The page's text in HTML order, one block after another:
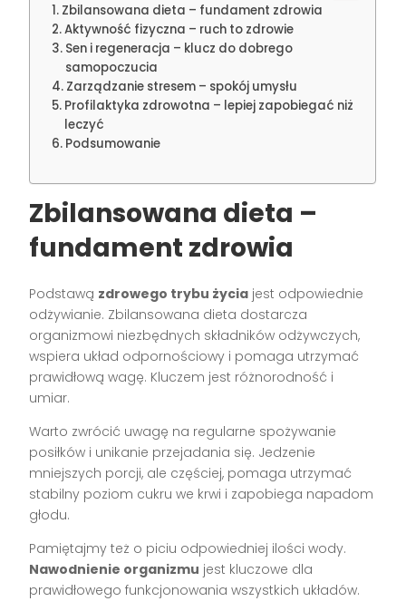
Zbilansowana dieta – fundament zdrowia
Aktywność fizyczna – ruch to zdrowie
Sen i regeneracja – klucz do dobrego
samopoczucia
Zarządzanie stresem – spokój umysłu
Profilaktyka zdrowotna – lepiej zapobiegać niż
leczyć
Podsumowanie
Zbilansowana dieta –
fundament zdrowia
Podstawą zdrowego trybu życia jest odpowiednie
odżywianie. Zbilansowana dieta dostarcza
organizmowi niezbędnych składników odżywczych,
wspiera układ odpornościowy i pomaga utrzymać
prawidłową wagę. Kluczem jest różnorodność i
umiar.
Warto zwrócić uwagę na regularne spożywanie
posiłków i unikanie przejadania się. Jedzenie
mniejszych porcji, ale częściej, pomaga utrzymać
stabilny poziom cukru we krwi i zapobiega napadom
głodu.
Pamiętajmy też o piciu odpowiedniej ilości wody.
Nawodnienie organizmu jest kluczowe dla
prawidłowego funkcjonowania wszystkich układów.